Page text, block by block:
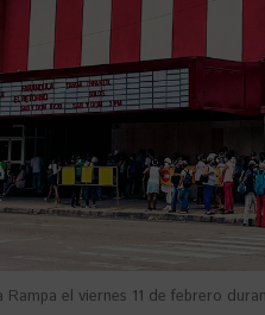
Rampa el viernes 11 de febrero